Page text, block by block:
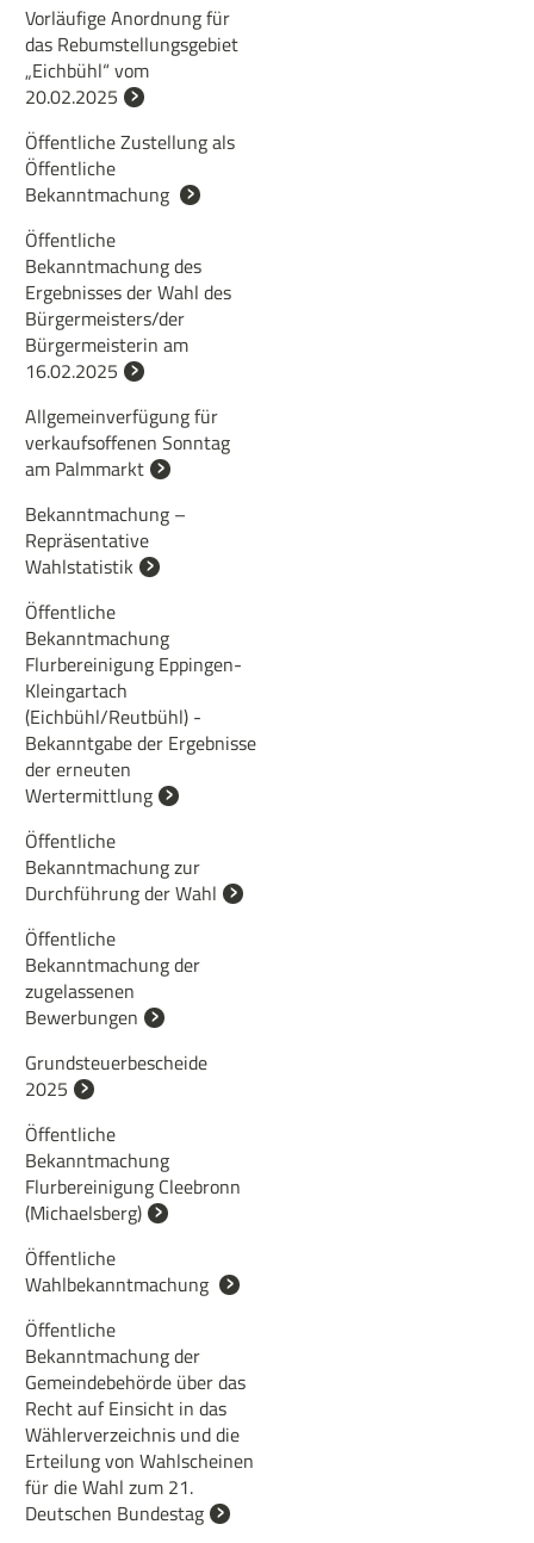
Vorläufige Anordnung für
das Rebumstellungsgebiet
„Eichbühl“ vom
20.02.2025
Öffentliche Zustellung als
Öffentliche
Bekanntmachung
Öffentliche
Bekanntmachung des
Ergebnisses der Wahl des
Bürgermeisters/der
Bürgermeisterin am
16.02.2025
Allgemeinverfügung für
verkaufsoffenen Sonntag
am Palmmarkt
Bekanntmachung –
Repräsentative
Wahlstatistik
Öffentliche
Bekanntmachung
Flurbereinigung Eppingen-
Kleingartach
(Eichbühl/Reutbühl) -
Bekanntgabe der Ergebnisse
der erneuten
Wertermittlung
Öffentliche
Bekanntmachung zur
Durchführung der Wahl
Öffentliche
Bekanntmachung der
zugelassenen
Bewerbungen
Grundsteuerbescheide
2025
Öffentliche
Bekanntmachung
Flurbereinigung Cleebronn
(Michaelsberg)
Öffentliche
Wahlbekanntmachung
Öffentliche
Bekanntmachung der
Gemeindebehörde über das
Recht auf Einsicht in das
Wählerverzeichnis und die
Erteilung von Wahlscheinen
für die Wahl zum 21.
Deutschen Bundestag